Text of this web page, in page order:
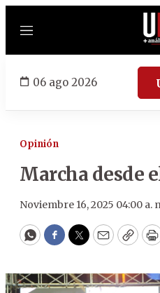
Menú
06 ago 2026
Opinión
Marcha desde
Noviembre 16, 2025 04:00 a.
WhatsApp
Facebook
Twitter
EmailCopy